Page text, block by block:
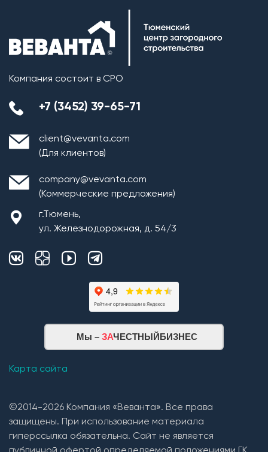
Компания состоит в СРО
+7 (3452) 39-65-71
client@vevanta.com
(Для клиентов)
company@vevanta.com
(Коммерческие предложения)
г.Тюмень,
ул. Железнодорожная, д. 54/3
Мы – ЗАЧЕСТНЫЙБИЗНЕС
Карта сайта
©2014-2026 Компания «Веванта». Все права
защищены. При использование материала
гиперссылка обязательна. Сайт не является